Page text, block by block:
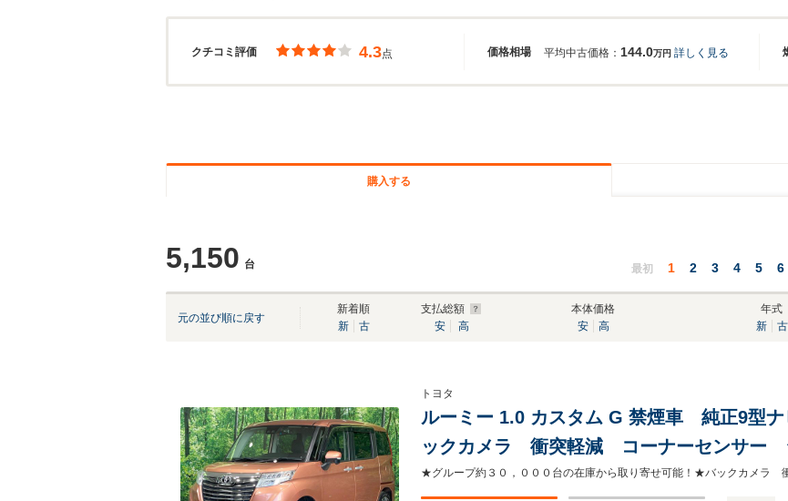
クチコミ評価 価格相場
4.3点 平均中古価格： 144.0万円 詳しく見る
購入する
5,150 台 最初 1 2 3 4 5 6
元の並び順に戻す
新着順
新
古
支払総額
安
高
本体価格
安
高
年式
新
古
トヨタ
ルーミー 1.0 カスタム G 禁煙車 純正9型
ックカメラ 衝突軽減 コーナーセンサ
ETC クルーズコントロール 純正14イン